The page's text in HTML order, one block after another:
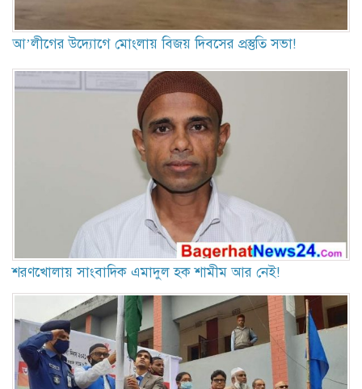
আ’লীগের উদ্যোগে মোংলায় বিজয় দিবসের প্রস্তুতি সভা!
শরণখোলায় সাংবাদিক এমাদুল হক শামীম আর নেই!